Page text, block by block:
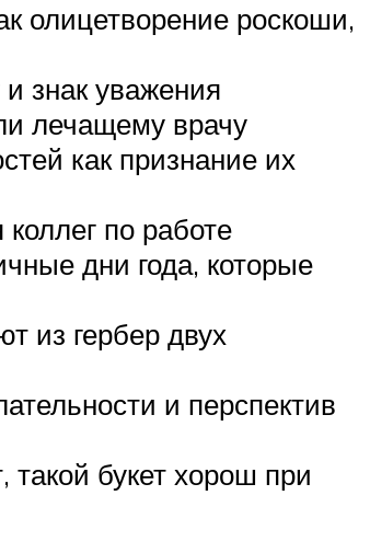
олицетворение роскоши,
знак уважения
лечащему врачу
как признание их
по работе
дни года, которые
из гербер двух
и перспектив
букет хорош при